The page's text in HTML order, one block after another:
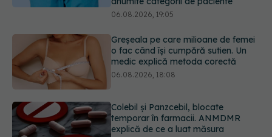
06.08.2026, 18:08
Colebil și Panzcebil, blocate
temporar în farmacii. ANMDMR
explică de ce a luat măsura
06.08.2026, 16:37
Cum aleg medicii combinația
potrivită de medicamente pentru
hipertensiune. De ce doi pacienți cu